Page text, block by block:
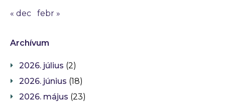
« dec febr »
Archívum
2026. július (2)
2026. június (18)
2026. május (23)